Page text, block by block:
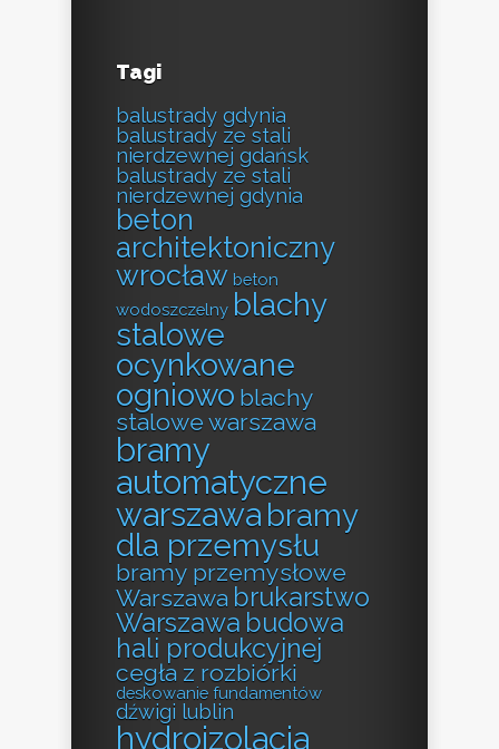
Tagi
balustrady gdynia
balustrady ze stali
nierdzewnej gdańsk
balustrady ze stali
nierdzewnej gdynia
beton
architektoniczny
wrocław beton
wodoszczelny blachy
stalowe
ocynkowane
ogniowo blachy
stalowe warszawa
bramy
automatyczne
warszawa bramy
dla przemysłu
bramy przemysłowe
Warszawa brukarstwo
Warszawa budowa
hali produkcyjnej
cegła z rozbiórki
deskowanie fundamentów
dźwigi lublin
hydroizolacja